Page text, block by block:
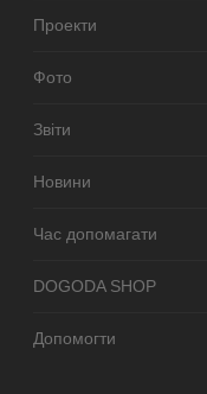
Проекти
Фото
Звіти
Новини
Час допомагати
DOGODA SHOP
Допомогти